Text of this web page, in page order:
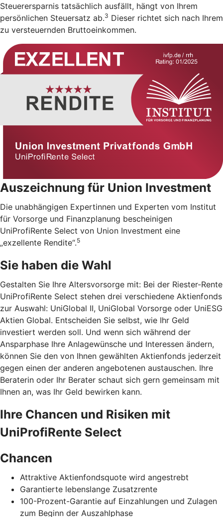
Steuerersparnis tatsächlich ausfällt, hängt von Ihrem
persönlichen Steuersatz ab.3 Dieser richtet sich nach Ihrem
zu versteuernden Bruttoeinkommen.
Auszeichnung für Union Investment
Die unabhängigen Expertinnen und Experten vom Institut
für Vorsorge und Finanzplanung bescheinigen
UniProfiRente Select von Union Investment eine
„exzellente Rendite“.5
Sie haben die Wahl
Gestalten Sie Ihre Altersvorsorge mit: Bei der Riester-Rente
UniProfiRente Select stehen drei verschiedene Aktienfonds
zur Auswahl: UniGlobal II, UniGlobal Vorsorge oder UniESG
Aktien Global. Entscheiden Sie selbst, wie Ihr Geld
investiert werden soll. Und wenn sich während der
Ansparphase Ihre Anlagewünsche und Interessen ändern,
können Sie den von Ihnen gewählten Aktienfonds jederzeit
gegen einen der anderen angebotenen austauschen. Ihre
Beraterin oder Ihr Berater schaut sich gern gemeinsam mit
Ihnen an, was Ihr Geld bewirken kann.
Ihre Chancen und Risiken mit
UniProfiRente Select
Chancen
Attraktive Aktienfondsquote wird angestrebt
Garantierte lebenslange Zusatzrente
100-Prozent-Garantie auf Einzahlungen und Zulagen
zum Beginn der Auszahlphase